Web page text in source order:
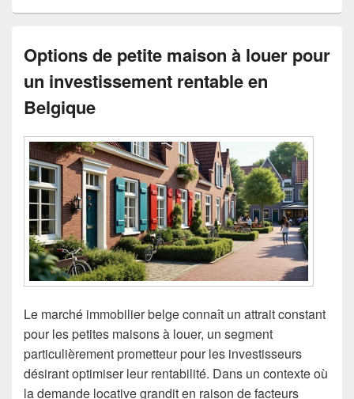
Options de petite maison à louer pour
un investissement rentable en
Belgique
Le marché immobilier belge connaît un attrait constant
pour les petites maisons à louer, un segment
particulièrement prometteur pour les investisseurs
désirant optimiser leur rentabilité. Dans un contexte où
la demande locative grandit en raison de facteurs